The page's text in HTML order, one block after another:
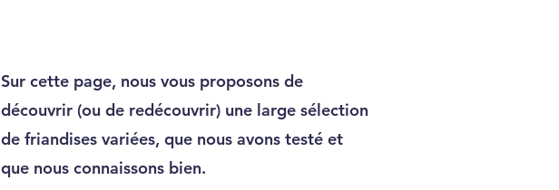
Sur cette page, nous vous proposons de
découvrir (ou de redécouvrir) une large sélection
de friandises variées, que nous avons testé et
que nous connaissons bien.